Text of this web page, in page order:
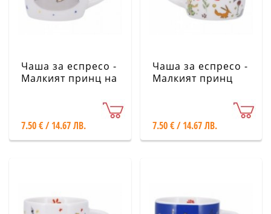
Чаша за еспресо -
Малкият принц на
7.50 € / 14.67 ЛВ.
Чаша за еспресо -
Малкият принц
7.50 € / 14.67 ЛВ.